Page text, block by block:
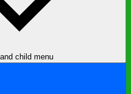
child menu